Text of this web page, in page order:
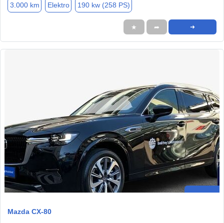
3.000 km Elektro 190 kw (258 PS)
★ ➦ ➜
Mazda CX-80